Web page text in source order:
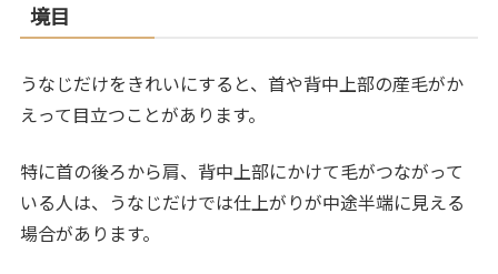
境目
うなじだけをきれいにすると、首や背中上部の産毛がか
えって目立つことがあります。
特に首の後ろから肩、背中上部にかけて毛がつながって
いる人は、うなじだけでは仕上がりが中途半端に見える
場合があります。